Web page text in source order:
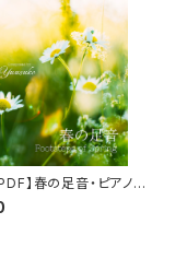
】春の足音・ピアノソ
／"Footsteps of Spri
Piano Musica